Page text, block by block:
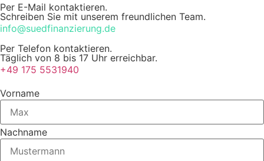
Per E-Mail kontaktieren.
Schreiben Sie mit unserem freundlichen Team.
info@suedfinanzierung.de
Per Telefon kontaktieren.
Täglich von 8 bis 17 Uhr erreichbar.
+49 175 5531940
Vorname
Nachname